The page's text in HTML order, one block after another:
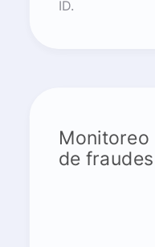
ID.
Monitoreo
de fraudes